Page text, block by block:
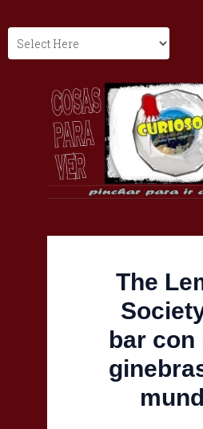
The
bar con